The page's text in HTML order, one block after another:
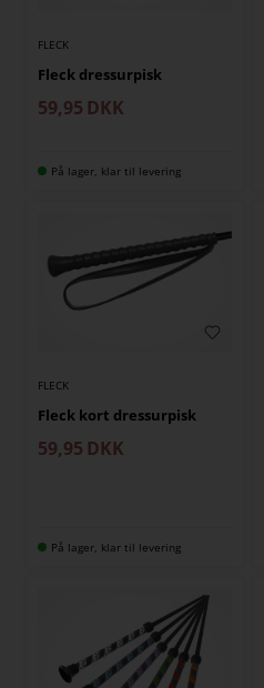
FLECK
Fleck dressurpisk
59,95 DKK
På lager, klar til levering
FLECK
Fleck kort dressurpisk
59,95 DKK
På lager, klar til levering